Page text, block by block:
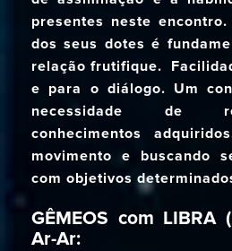
presentes neste
dos seus dotes é
relação frutifique.
e para o diálogo. Um
necessidade de
conhecimentos
movimento e buscando
com objetivos
GÊMEOS com LIBRA
Ar-Ar: